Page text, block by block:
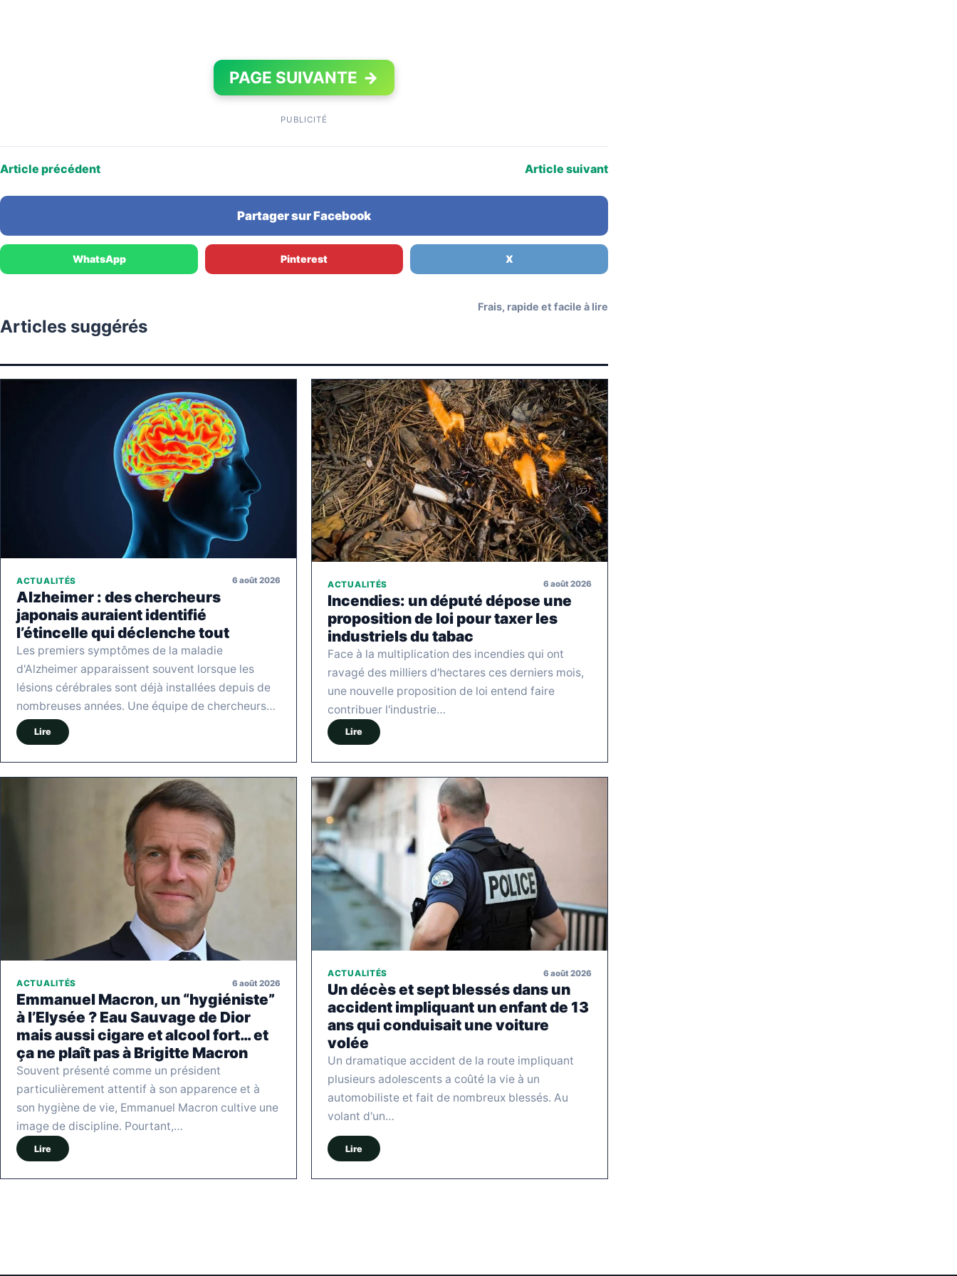
PAGE SUIVANTE →
PUBLICITÉ
Article précédent Article suivant
Partager sur Facebook
WhatsApp Pinterest X
Articles suggérés
Frais, rapide et facile à lire
ACTUALITÉS 6 août 2026
Alzheimer : des chercheurs
japonais auraient identifié
l’étincelle qui déclenche tout
Les premiers symptômes de la maladie
d'Alzheimer apparaissent souvent lorsque les
lésions cérébrales sont déjà installées depuis de
nombreuses années. Une équipe de chercheurs…
Lire
ACTUALITÉS 6 août 2026
Incendies: un député dépose une
proposition de loi pour taxer les
industriels du tabac
Face à la multiplication des incendies qui ont
ravagé des milliers d'hectares ces derniers mois,
une nouvelle proposition de loi entend faire
contribuer l'industrie…
Lire
ACTUALITÉS 6 août 2026
Emmanuel Macron, un “hygiéniste”
à l’Elysée ? Eau Sauvage de Dior
mais aussi cigare et alcool fort… et
ça ne plaît pas à Brigitte Macron
Souvent présenté comme un président
particulièrement attentif à son apparence et à
son hygiène de vie, Emmanuel Macron cultive une
image de discipline. Pourtant,…
Lire
ACTUALITÉS 6 août 2026
Un décès et sept blessés dans un
accident impliquant un enfant de 13
ans qui conduisait une voiture
volée
Un dramatique accident de la route impliquant
plusieurs adolescents a coûté la vie à un
automobiliste et fait de nombreux blessés. Au
volant d'un…
Lire